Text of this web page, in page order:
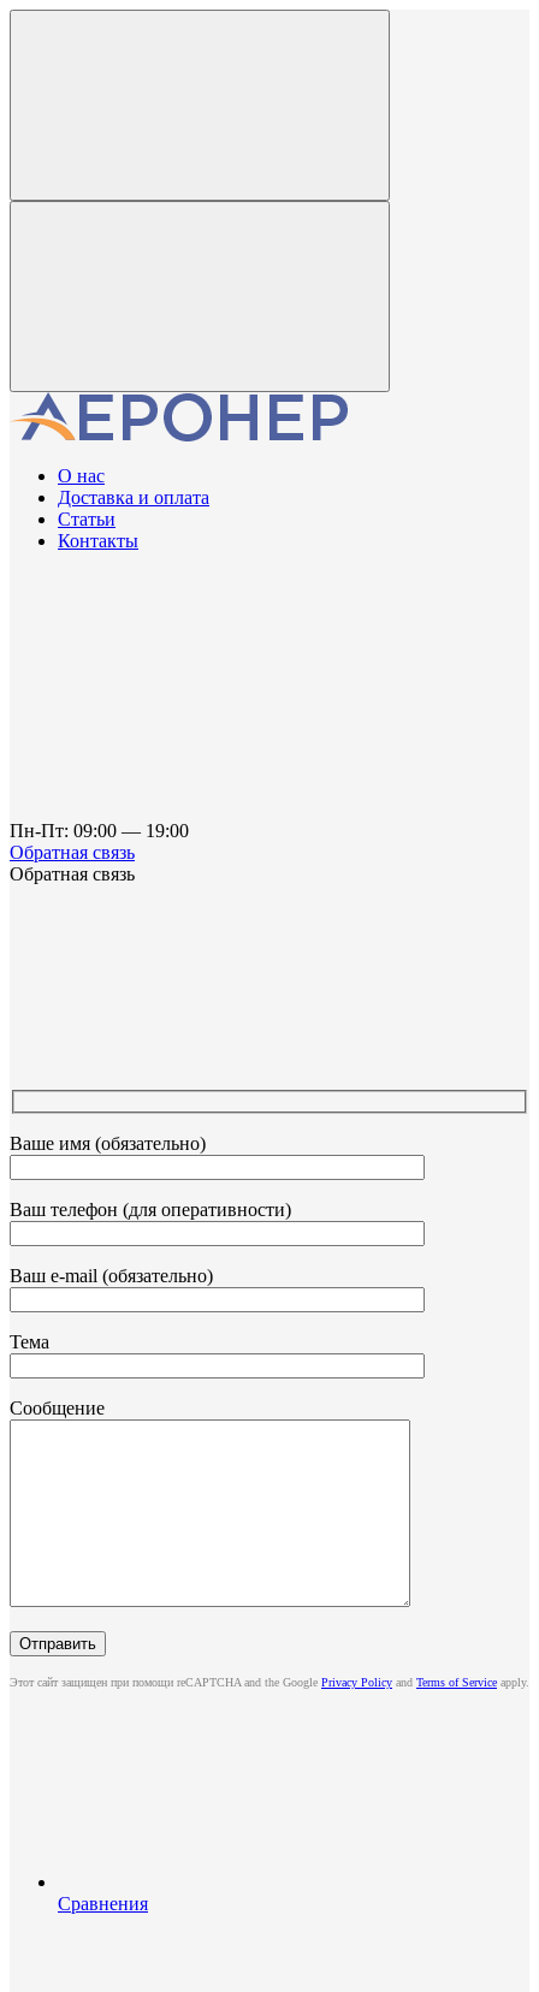
О нас
Доставка и оплата
Статьи
Контакты
Пн-Пт: 09:00 — 19:00
Обратная связь
Обратная связь
Ваше имя (обязательно)
Ваш телефон (для оперативности)
Ваш e-mail (обязательно)
Тема
Сообщение
Этот сайт защищен при помощи reCAPTCHA and the Google Privacy Policy and Terms of Service apply.
Сравнения